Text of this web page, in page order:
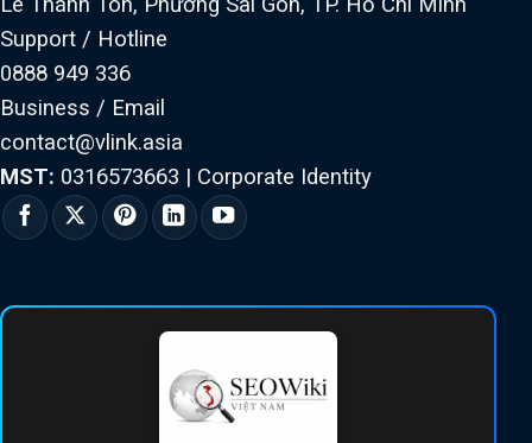
Support / Hotline
0888 949 336
Business / Email
contact@vlink.asia
MST: 0316573663 | Corporate Identity